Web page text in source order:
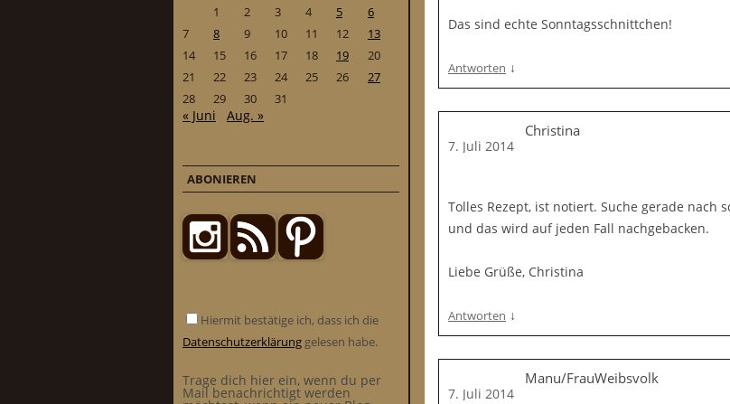
Das sind echte Sonntagsschnittchen!
Antworten ↓
Christina
7. Juli 2014
Tolles Rezept, ist notiert. Suche gerade nach
und das wird auf jeden Fall nachgebacken.
Liebe Grüße, Christina
Antworten ↓
Manu/FrauWeibsvolk
7. Juli 2014
1
2 3 4 5
6
7
8 9 10 11 12
13
14
15 16 17 18 19
20
21
22 23 24 25 26
27
28
29 30 31
« Juni Aug. »
ABONIEREN
Hiermit bestätige ich, dass ich die
Datenschutzerklärung gelesen habe.
Trage dich hier ein, wenn du per
Mail benachrichtigt werden